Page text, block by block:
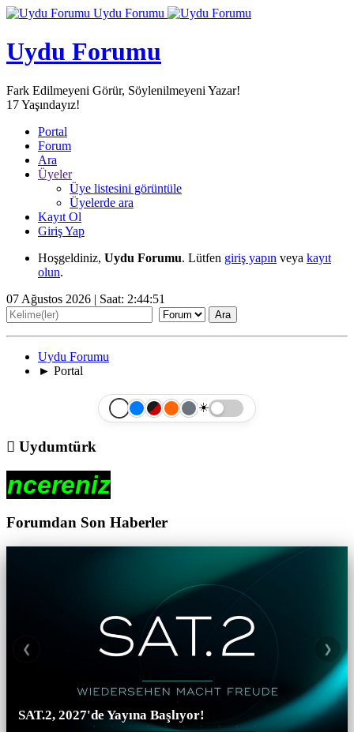
Uydu Forumu
Uydu Forumu
Fark Edilmeyeni Görür, Söylenilmeyeni Yazar!
17Yaşındayız!
Portal
Forum
Ara
Üyeler
Üye listesini görüntüle
Üyelerde ara
Kayıt Ol
Giriş Yap
Hoşgeldiniz, Uydu Forumu. Lütfen giriş yapın veya kayıt
olun.
07 Ağustos 2026 | Saat: 2:44:53
Uydu Forumu
► Portal
☀️
Uydumtürk
Forumdan Son Haberler
❮ ❯
SAT.2, 2027'de Yayına Başlıyor!